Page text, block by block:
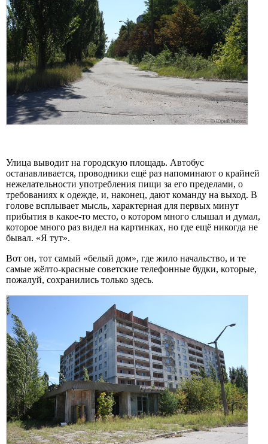
Улица выводит на городскую площадь. Автобус
останавливается, проводники ещё раз напоминают о крайней
нежелательности употребления пищи за его пределами, о
требованиях к одежде, и, наконец, дают команду на выход. В
голове всплывает мысль, характерная для первых минут
прибытия в какое-то место, о котором много слышал и думал,
которое много раз видел на картинках, но где ещё никогда не
бывал. «Я тут».
Вот он, тот самый «белый дом», где жило начальство, и те
самые жёлто-красные советские телефонные будки, которые,
пожалуй, сохранились только здесь.